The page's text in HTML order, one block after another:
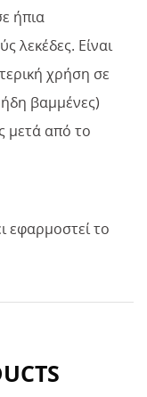
ήπια
λεκέδες. Είναι
χρήση σε
ήδη βαμμένες)
μετά από το
εφαρμοστεί το